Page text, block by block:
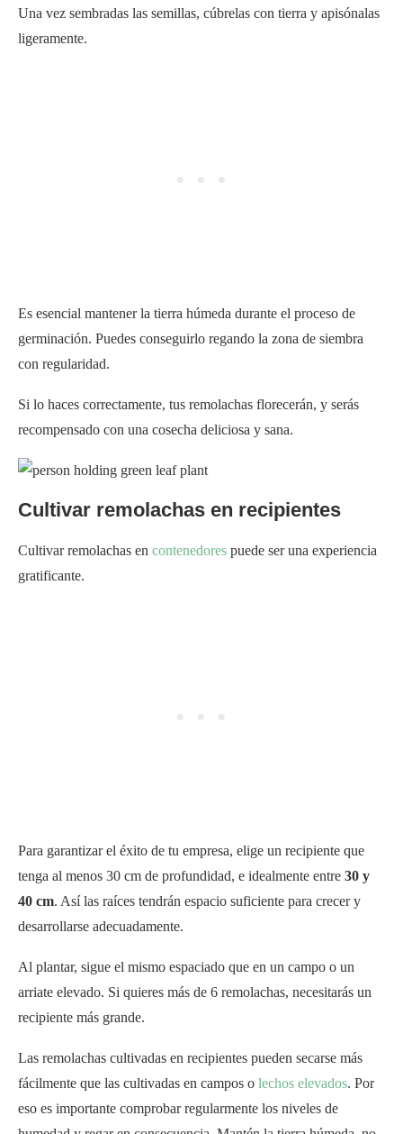
Una vez sembradas las semillas, cúbrelas con tierra y apisónalas
ligeramente.
Es esencial mantener la tierra húmeda durante el proceso de
germinación. Puedes conseguirlo regando la zona de siembra
con regularidad.
Si lo haces correctamente, tus remolachas florecerán, y serás
recompensado con una cosecha deliciosa y sana.
Cultivar remolachas en recipientes
Cultivar remolachas en contenedores puede ser una experiencia
gratificante.
Para garantizar el éxito de tu empresa, elige un recipiente que
tenga al menos 30 cm de profundidad, e idealmente entre 30 y
40 cm. Así las raíces tendrán espacio suficiente para crecer y
desarrollarse adecuadamente.
Al plantar, sigue el mismo espaciado que en un campo o un
arriate elevado. Si quieres más de 6 remolachas, necesitarás un
recipiente más grande.
Las remolachas cultivadas en recipientes pueden secarse más
fácilmente que las cultivadas en campos o lechos elevados. Por
eso es importante comprobar regularmente los niveles de